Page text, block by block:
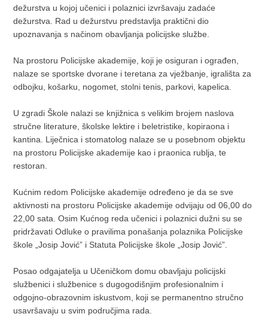
dežurstva u kojoj učenici i polaznici izvršavaju zadaće
dežurstva. Rad u dežurstvu predstavlja praktični dio
upoznavanja s načinom obavljanja policijske službe.
Na prostoru Policijske akademije, koji je osiguran i ograđen,
nalaze se sportske dvorane i teretana za vježbanje, igrališta za
odbojku, košarku, nogomet, stolni tenis, parkovi, kapelica.
U zgradi Škole nalazi se knjižnica s velikim brojem naslova
stručne literature, školske lektire i beletristike, kopiraona i
kantina. Liječnica i stomatolog nalaze se u posebnom objektu
na prostoru Policijske akademije kao i praonica rublja, te
restoran.
Kućnim redom Policijske akademije određeno je da se sve
aktivnosti na prostoru Policijske akademije odvijaju od 06,00 do
22,00 sata. Osim Kućnog reda učenici i polaznici dužni su se
pridržavati Odluke o pravilima ponašanja polaznika Policijske
škole „Josip Jović” i Statuta Policijske škole „Josip Jović”.
Posao odgajatelja u Učeničkom domu obavljaju policijski
službenici i službenice s dugogodišnjim profesionalnim i
odgojno-obrazovnim iskustvom, koji se permanentno stručno
usavršavaju u svim područjima rada.